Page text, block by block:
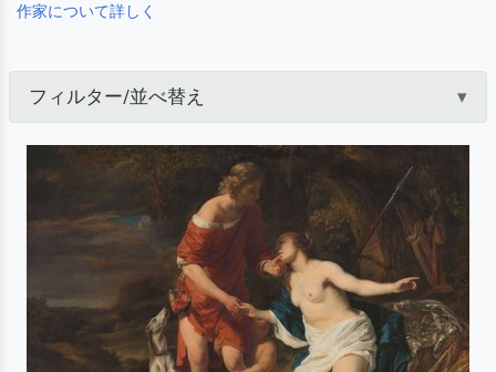
作家について詳しく
フィルター/並べ替え